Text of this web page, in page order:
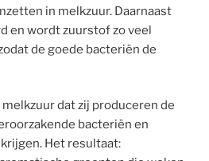
in melkzuur. Daarnaast
en wordt zuurstof zo veel
de goede bacteriën de
dat zij produceren de
bacteriën en
Het resultaat: